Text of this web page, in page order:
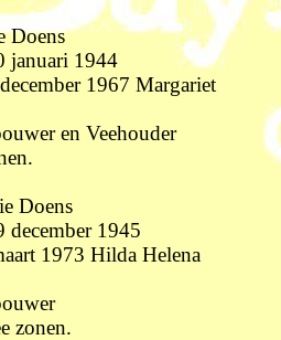
Doens
januari 1944
1967 Margariet
en Veehouder
Doens
december 1945
1973 Hilda Helena
zonen.